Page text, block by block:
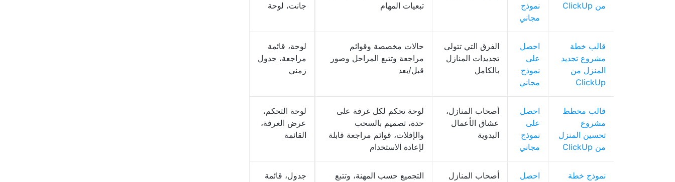
من ClickUp
نموذج
مجاني
تبعيات المهام
جانت، لوحة
قالب خطة
مشروع تجديد
المنزل من
ClickUp
احصل
على
نموذج
مجاني
الفرق التي تتولى
تجديدات المنازل
بالكامل
حالات مخصصة وقوائم
مراجعة وتتبع المراحل وصور
قبل/بعد
لوحة، قائمة
مراجعة، جدول
زمني
قالب مخطط
مشروع
تحسين المنزل
من ClickUp
احصل
على
نموذج
مجاني
أصحاب المنازل،
عشاق الأعمال
اليدوية
لوحة تحكم لكل غرفة على
حدة، تصميم بالسحب
والإفلات، قوائم مراجعة قابلة
لإعادة الاستخدام
لوحة التحكم،
عرض الغرفة،
القائمة
نموذج خطة
احصل
أصحاب المنازل
التجميع حسب المهنة، وتتبع
جدول، قائمة